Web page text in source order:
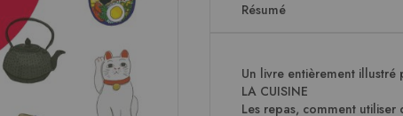
Résumé
Un livre entièrement
LA CUISINE
Les repas, comment